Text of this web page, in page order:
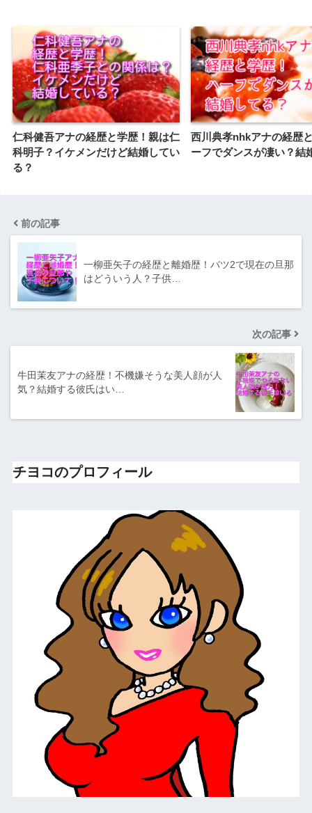
仁科健吾アナの経歴と学歴！親は仁
科明子？イケメンだけど結婚してい
る？
西川典孝nhkアナの経歴
ーフでダンスが凄い？結
前の記事
一柳亜矢子の経歴と離婚歴！バツ2で現在の旦那
はどういう人？子供…
次の記事
牛田茉友アナの経歴！不機嫌そうな美人顔が人
気？結婚する彼氏はい…
チヨコのプロフィール